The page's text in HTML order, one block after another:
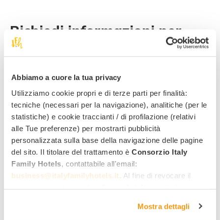
Abbiamo a cuore la tua privacy
Utilizziamo cookie propri e di terze parti per finalità:
tecniche (necessari per la navigazione), analitiche (per le
statistiche) e cookie traccianti / di profilazione (relativi
alle Tue preferenze) per mostrarti pubblicità
personalizzata sulla base della navigazione delle pagine
del sito. Il titolare del trattamento è Consorzio Italy
Family Hotels , contattabile all'email:
business@italyfamilyhotels.it . Al fine di revocare il
. Allo stesso link trovi la nostra informativa
Mostra dettagli
Richiedi informazioni per
questa offerta
Miglior tariffa family
Quotazione rapida per mail
Risposta diretta dall’hotel
Nome Cognome
Indirizzo email Numero di telefono